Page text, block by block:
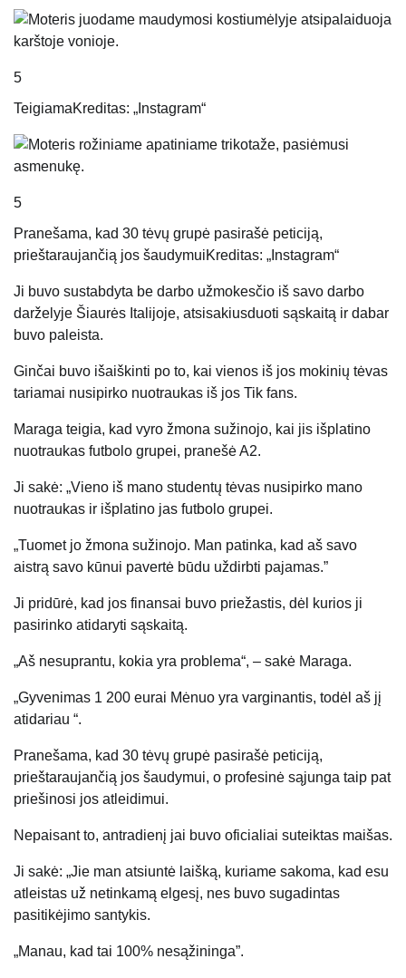
5
TeigiamaKreditas: „Instagram“
5
Pranešama, kad 30 tėvų grupė pasirašė peticiją,
prieštaraujančią jos šaudymuiKreditas: „Instagram“
Ji buvo sustabdyta be darbo užmokesčio iš savo darbo
darželyje Šiaurės Italijoje, atsisakiusduoti sąskaitą ir dabar
buvo paleista.
Ginčai buvo išaiškinti po to, kai vienos iš jos mokinių tėvas
tariamai nusipirko nuotraukas iš jos Tik fans.
Maraga teigia, kad vyro žmona sužinojo, kai jis išplatino
nuotraukas futbolo grupei, pranešė A2.
Ji sakė: „Vieno iš mano studentų tėvas nusipirko mano
nuotraukas ir išplatino jas futbolo grupei.
„Tuomet jo žmona sužinojo. Man patinka, kad aš savo
aistrą savo kūnui pavertė būdu uždirbti pajamas.”
Ji pridūrė, kad jos finansai buvo priežastis, dėl kurios ji
pasirinko atidaryti sąskaitą.
„Aš nesuprantu, kokia yra problema“, – sakė Maraga.
„Gyvenimas 1 200 eurai Mėnuo yra varginantis, todėl aš jį
atidariau “.
Pranešama, kad 30 tėvų grupė pasirašė peticiją,
prieštaraujančią jos šaudymui, o profesinė sąjunga taip pat
priešinosi jos atleidimui.
Nepaisant to, antradienį jai buvo oficialiai suteiktas maišas.
Ji sakė: „Jie man atsiuntė laišką, kuriame sakoma, kad esu
atleistas už netinkamą elgesį, nes buvo sugadintas
pasitikėjimo santykis.
„Manau, kad tai 100% nesąžininga”.